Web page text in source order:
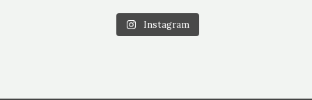
Instagram